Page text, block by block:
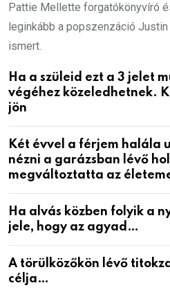
Pattie Mellette forgatókönyvíró
leginkább a popszenzáció
ismert.
Ha a szüleid ezt a 3 jelet
végéhez közeledhetnek.
jön
Két évvel a férjem halála
nézni a garázsban lévő
megváltoztatta az
Ha alvás közben folyik a
jele, hogy az agyad…
A törülközőkön lévő
célja…